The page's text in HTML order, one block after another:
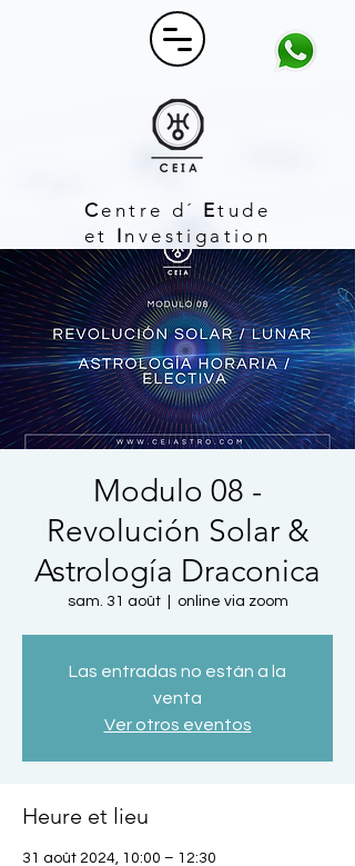
Centre d´ Etude
et I nvestigation
Astrologique
Modulo 08 -
Revolución Solar &
Astrología Draconica
sam. 31 août
  |
online via zoom
Las entradas no están a la
venta
Ver otros eventos
Heure et lieu
31 août 2024, 10:00 – 12:30